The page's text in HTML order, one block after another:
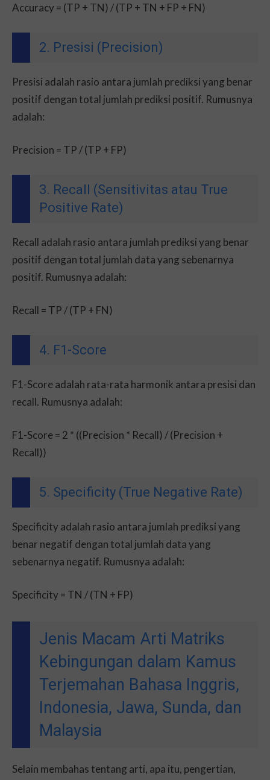
Accuracy = (TP + TN) / (TP + TN + FP + FN)
2. Presisi (Precision)
Presisi adalah rasio antara jumlah prediksi yang benar
positif dengan total jumlah prediksi positif. Rumusnya
adalah:
Precision = TP / (TP + FP)
3. Recall (Sensitivitas atau True
Positive Rate)
Recall adalah rasio antara jumlah prediksi yang benar
positif dengan total jumlah data yang sebenarnya
positif. Rumusnya adalah:
Recall = TP / (TP + FN)
4. F1-Score
F1-Score adalah rata-rata harmonik antara presisi dan
recall. Rumusnya adalah:
F1-Score = 2 * ((Precision * Recall) / (Precision +
Recall))
5. Specificity (True Negative Rate)
Specificity adalah rasio antara jumlah prediksi yang
benar negatif dengan total jumlah data yang
sebenarnya negatif. Rumusnya adalah:
Specificity = TN / (TN + FP)
Jenis Macam Arti Matriks
Kebingungan dalam Kamus
Terjemahan Bahasa Inggris,
Indonesia, Jawa, Sunda, dan
Malaysia
Selain membahas tentang arti, apa itu, pengertian,